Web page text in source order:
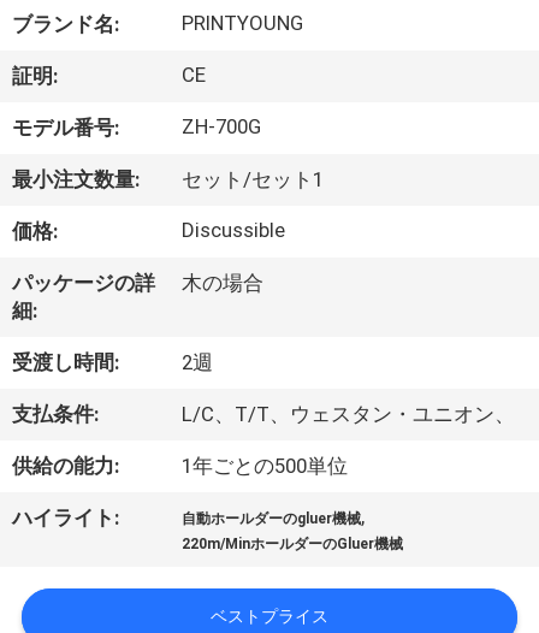
ク
ト
ビ
オ
に
つ
い
ブランド名: PRINTYOUNG
証明: CE
モデル番号: ZH-700G
最小注文数量: セット/セット1
価格: Discussible
パッケージの詳
細:
木の場合
受渡し時間: 2週
支払条件: L/C、T/T、ウェスタン・ユニオン、
供給の能力: 1年ごとの500単位
ハイライト: 自動ホールダーのgluer機械,
220m/MinホールダーのGluer機械
ベストプライス